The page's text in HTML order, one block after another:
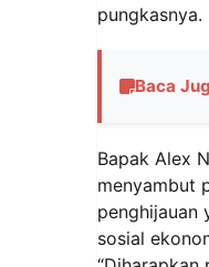
pungkasnya.
Baca
Bapak Alex
menyambut
penghijauan
sosial